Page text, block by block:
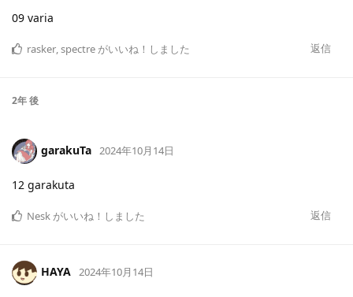
09 varia
返信
rasker,spectre がいいね！しました
2年後
garakuTa 2024年10月14日
12 garakuta
返信
Nesk がいいね！しました
HAYA 2024年10月14日